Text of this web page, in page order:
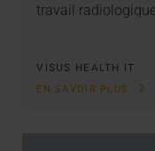
travail
VISUS HEALTH IT
EN SAVOIR PLUS